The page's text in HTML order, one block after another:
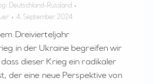
Deutschland-Russland
4. September 2024
Dreivierteljahr
in der Ukraine begreifen wir
dieser Krieg ein radikaler
der eine neue Perspektive von